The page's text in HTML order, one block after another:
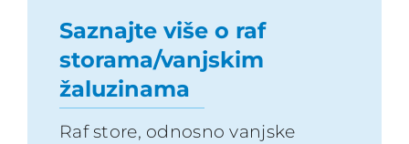
Saznajte više o raf
storama/vanjskim
žaluzinama
Raf store, odnosno vanjske